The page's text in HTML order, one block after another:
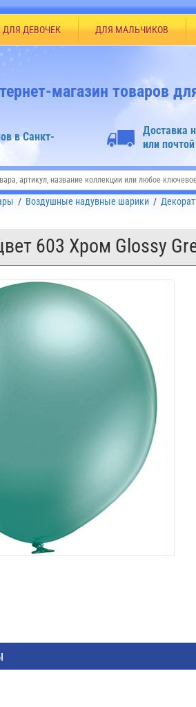
ДЛЯ ДЕВОЧЕК ДЛЯ МАЛЬЧИКОВ
магазин товаров
в Санкт-
Доставка
или
/ Воздушные надувные шарики /
603 Хром Glossy